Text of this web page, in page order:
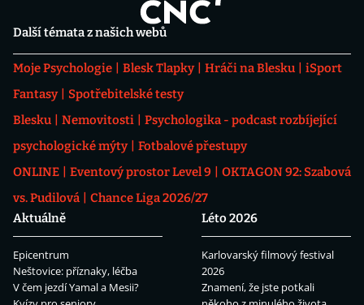
Další témata z našich webů
Moje Psychologie Blesk Tlapky Hráči na Blesku
iSport
Fantasy
Spotřebitelské testy
Blesku
Nemovitosti
Psychologika - podcast rozbíjející
psychologické mýty
Fotbalové přestupy
ONLINE
Eventový prostor Level 9
OKTAGON 92: Szabová
vs. Pudilová
Chance Liga 2026/27
Aktuálně
Epicentrum
Neštovice: příznaky, léčba
V čem jezdí Yamal a Mesii?
Léto 2026
Karlovarský filmový festival
2026
Znamení, že jste potkali